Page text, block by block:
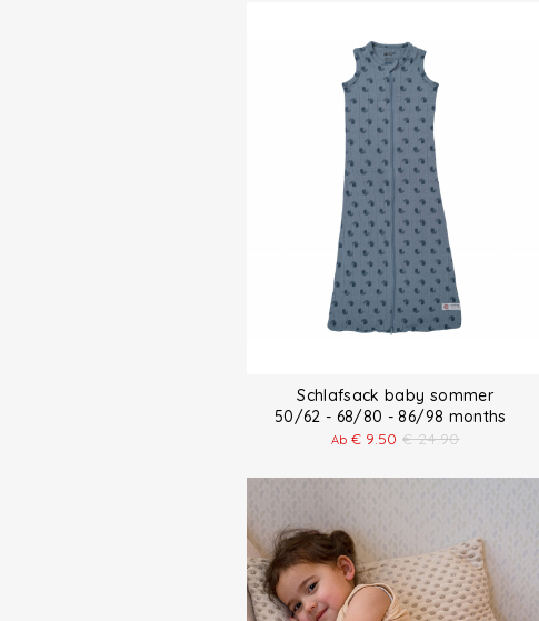
Schlafsack baby sommer
50/62 - 68/80 - 86/98 months
Ab € 9.50 € 24.90